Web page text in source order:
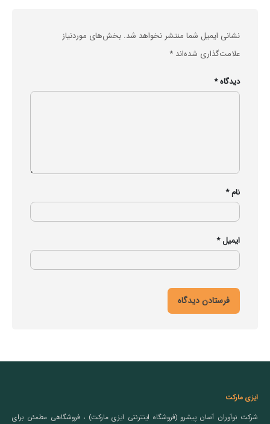
نشانی ایمیل شما منتشر نخواهد شد. بخش‌های موردنیاز
علامت‌گذاری شده‌اند *
دیدگاه*
نام*
ایمیل*
ایزی مارکت
شرکت نوآوران آسان پیشرو (فروشگاه اینترنتی ایزی مارکت) ، فروشگاهی مطمئن برای